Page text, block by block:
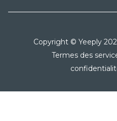
Copyright © Yeeply
Termes des